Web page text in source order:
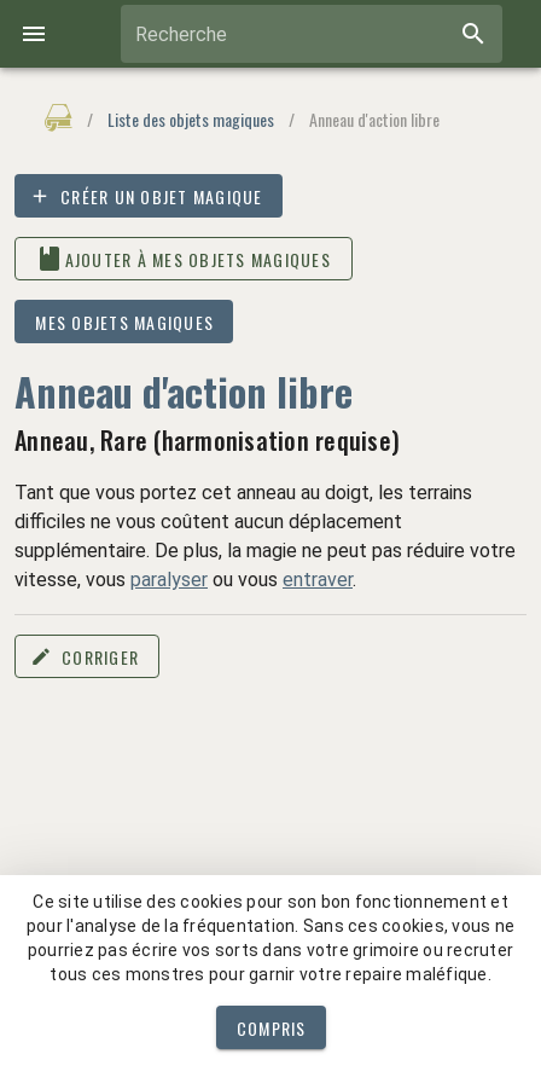
Recherche
/ Liste des objets magiques / Anneau d'action libre
CRÉER UN OBJET MAGIQUE
AJOUTER À MES OBJETS MAGIQUES
MES OBJETS MAGIQUES
Anneau d'action libre
Anneau, Rare (harmonisation requise)
Tant que vous portez cet anneau au doigt, les terrains
difficiles ne vous coûtent aucun déplacement
supplémentaire. De plus, la magie ne peut pas réduire votre
vitesse, vous paralyser ou vous entraver.
CORRIGER
Ce site utilise des cookies pour son bon fonctionnement et
pour l'analyse de la fréquentation. Sans ces cookies, vous ne
pourriez pas écrire vos sorts dans votre grimoire ou recruter
tous ces monstres pour garnir votre repaire maléfique.
COMPRIS